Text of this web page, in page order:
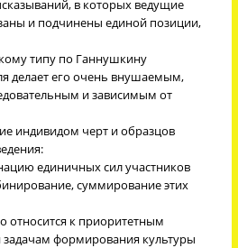
в которых ведущие
и подчинены единой позиции,
типу по Ганнушкину
делает его очень внушаемым,
и зависимым от
индивидом черт и образцов
единичных сил участников
суммирование этих
относится к приоритетным
формирования культуры